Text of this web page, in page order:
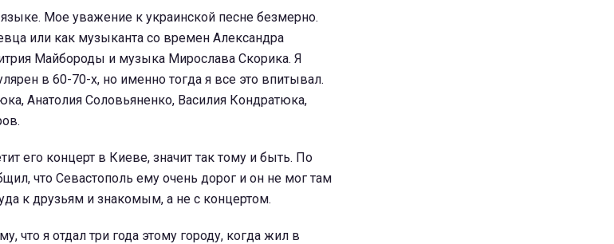
Мое уважение к украинской песне безмерно.
или как музыканта со времен Александра
Майбороды и музыка Мирослава Скорика. Я
в 60-70-х, но именно тогда я все это впитывал.
Анатолия Соловьяненко, Василия Кондратюка,
его концерт в Киеве, значит так тому и быть. По
что Севастополь ему очень дорог и он не мог там
к друзьям и знакомым, а не с концертом.
что я отдал три года этому городу, когда жил в